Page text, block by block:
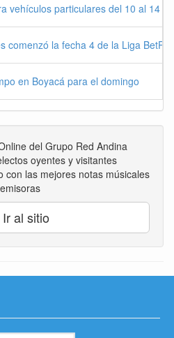
vehículos particulares del 10 al 14
comenzó la fecha 4 de la Liga
en Boyacá para el domingo
del Grupo Red Andina
oyentes y visitantes
con las mejores notas músicales
Ir al sitio